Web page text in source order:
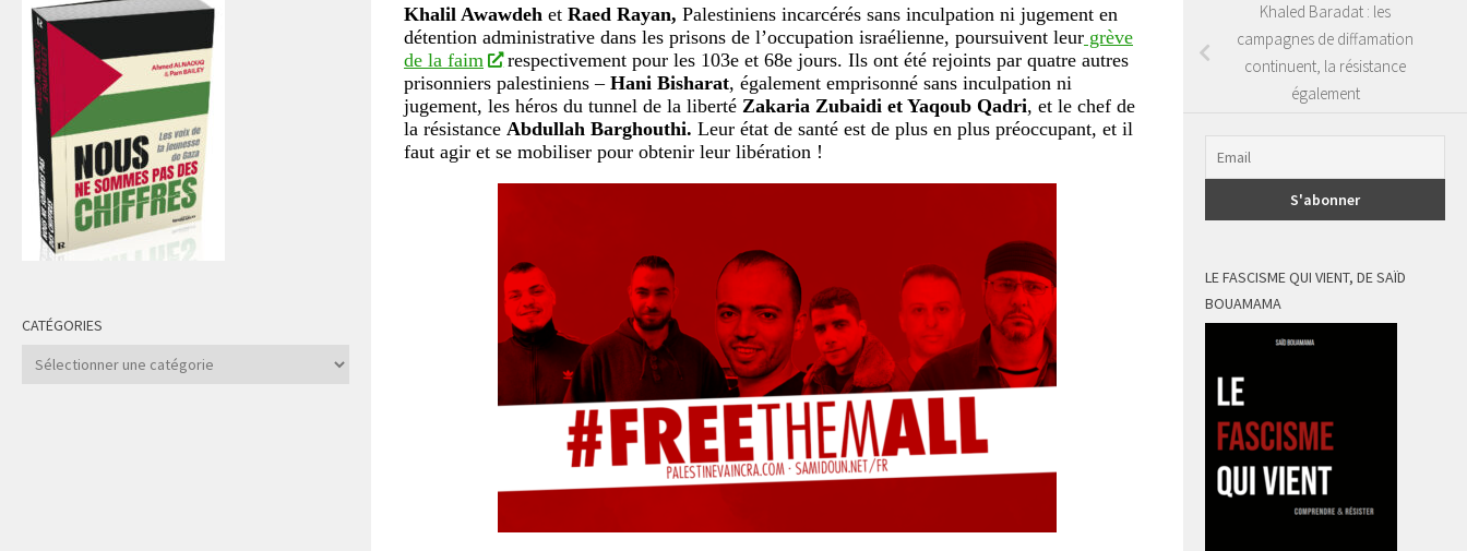
Khalil Awawdeh et Raed Rayan, Palestiniens incarcérés sans inculpation ni jugement en
détention administrative dans les prisons de l’occupation israélienne, poursuivent leur grève
de la faim
respectivement pour les 103e et 68e jours. Ils ont été rejoints par quatre autres
prisonniers palestiniens – Hani Bisharat, également emprisonné sans inculpation ni
jugement, les héros du tunnel de la liberté Zakaria Zubaidi et Yaqoub Qadri, et le chef de
la résistance Abdullah Barghouthi. Leur état de santé est de plus en plus préoccupant, et il
faut agir et se mobiliser pour obtenir leur libération !
CATÉGORIES
Catégories
Khaled Baradat : les
campagnes de diffamation
continuent, la résistance
également
LE FASCISME QUI VIENT, DE SAÏD
BOUAMAMA